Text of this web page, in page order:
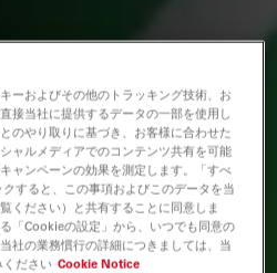
ーおよびその他のトラッキング技術、お
接当社に提供するデータの一部を使用し
のやり取りに基づき、お客様に合わせた
ャルメディアでのコンテンツ共有を可能
ャンペーンの効果を測定します。「すべ
すると、この事項およびこのデータを当
ください）と共有することに同意しま
「Cookieの設定」から、いつでも同意の
社の業務慣行の詳細につきましては、当
ださい Cookie Notice